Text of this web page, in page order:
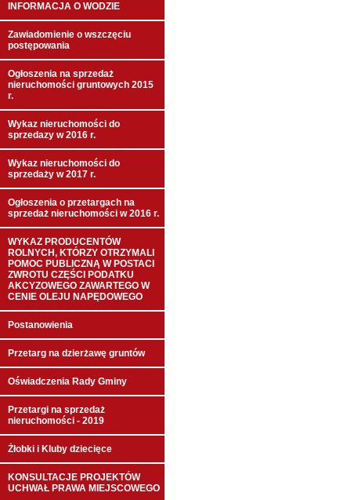
INFORMACJA O WODZIE
Zawiadomienie o wszczęciu
postępowania
Ogłoszenia na sprzedaż
nieruchomości gruntowych 2015
r.
Wykaz nieruchomości do
sprzedazy w 2016 r.
Wykaz nieruchomości do
sprzedaży w 2017 r.
Ogłoszenia o przetargach na
sprzedaż nieruchomości w 2016 r.
WYKAZ PRODUCENTÓW
ROLNYCH, KTÓRZY OTRZYMALI
POMOC PUBLICZNĄ W POSTACI
ZWROTU CZĘŚCI PODATKU
AKCYZOWEGO ZAWARTEGO W
CENIE OLEJU NAPĘDOWEGO
Postanowienia
Przetarg na dzierżawę gruntów
Oświadczenia Rady Gminy
Przetargi na sprzedaż
nieruchomości - 2019
Żłobki i Kluby dziecięce
KONSULTACJE PROJEKTÓW
UCHWAŁ PRAWA MIEJSCOWEGO